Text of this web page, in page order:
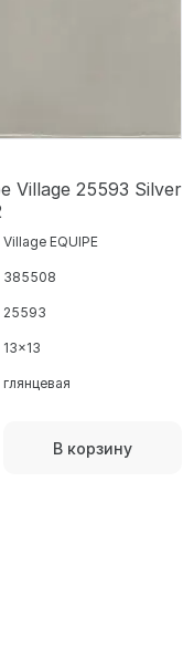
Village 25593 Silver
Village EQUIPE
385508
25593
13x13
глянцевая
В корзину